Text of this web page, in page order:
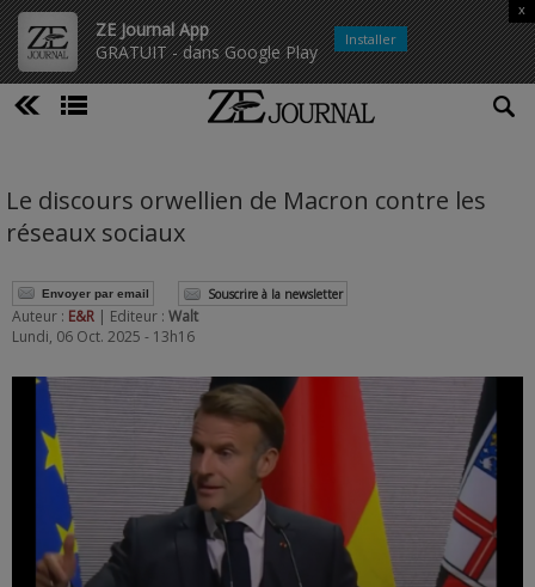
ZE Journal App
GRATUIT - dans Google Play
x
Installer
Le discours orwellien de Macron contre les
réseaux sociaux
Envoyer par email Souscrire à la newsletter
Auteur : E&R | Editeur : Walt
Lundi, 06 Oct. 2025 - 13h16